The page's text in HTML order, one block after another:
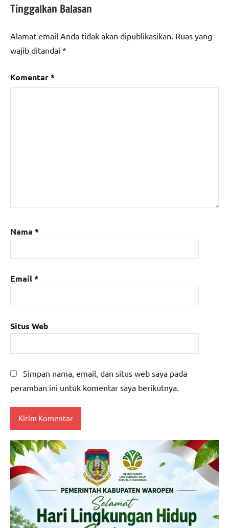
Tinggalkan Balasan
Alamat email Anda tidak akan dipublikasikan. Ruas yang
wajib ditandai *
Komentar*
Nama *
Email*
Situs Web
Simpan nama, email, dan situs web saya pada
peramban ini untuk komentar saya berikutnya.